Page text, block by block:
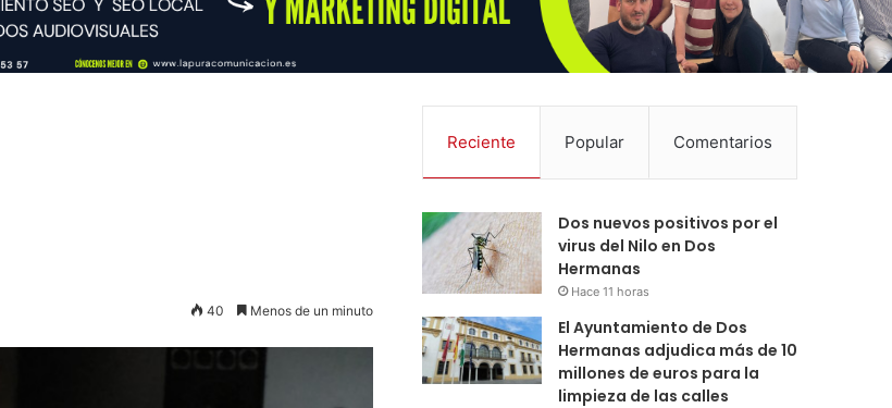
40 Menos de un minuto
Reciente Popular Comentarios
Dos nuevos positivos por el
virus del Nilo en Dos
Hermanas
Hace 11 horas
El Ayuntamiento de Dos
Hermanas adjudica más de 10
millones de euros para la
limpieza de las calles